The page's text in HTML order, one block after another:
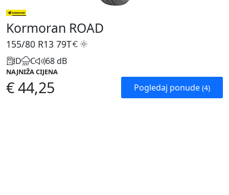
Kormoran ROAD
155/80 R13 79T
D C 68 dB
NAJNIŽA CIJENA
€ 44,25 Pogledaj ponude (4)